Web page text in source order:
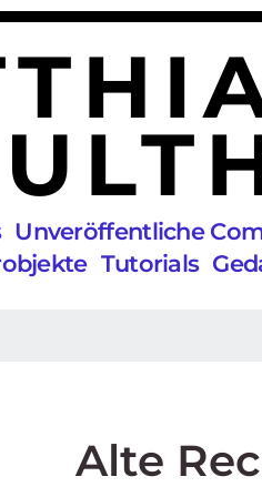
Unveröffentliche
Tutorials
Alte